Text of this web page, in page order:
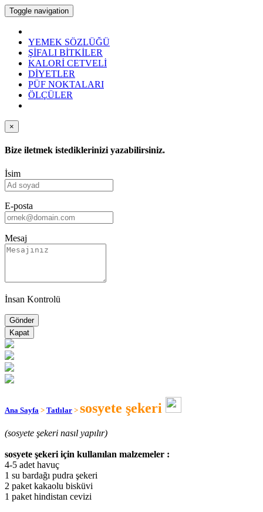
Toggle navigation
YEMEK SÖZLÜĞÜ
ŞİFALI BİTKİLER
KALORİ CETVELİ
DİYETLER
PÜF NOKTALARI
ÖLÇÜLER
×
Bize iletmek istediklerinizi yazabilirsiniz.
İsim
E-posta
Mesaj
İnsan Kontrolü
Kapat
Ana Sayfa > Tatlılar > sosyete şekeri
(sosyete şekeri nasıl yapılır)
sosyete şekeri için kullanılan malzemeler :
4-5 adet havuç
1 su bardağı pudra şekeri
2 paket kakaolu bisküvi
1 paket hindistan cevizi